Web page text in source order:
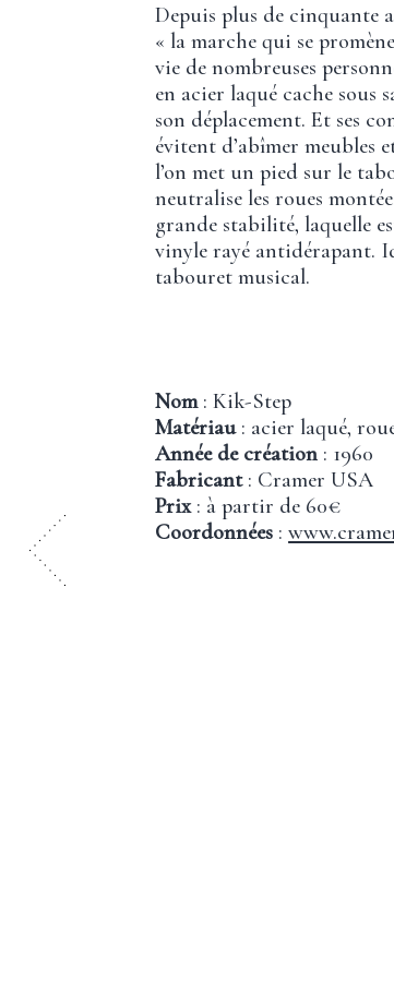
Depuis plus de cinquante
« la marche qui se
vie de nombreuses
en acier laqué cache sous
son déplacement. Et ses
évitent d’abîmer meubles
l’on met un pied sur le
neutralise les roues
grande stabilité, laquelle
vinyle rayé antidérapant.
tabouret musical.
Nom: Kik-Step
Matériau: acier laqué,
Année de création : 1960
Fabricant : Cramer USA
Prix: à partir de 60€
Coordonnées :